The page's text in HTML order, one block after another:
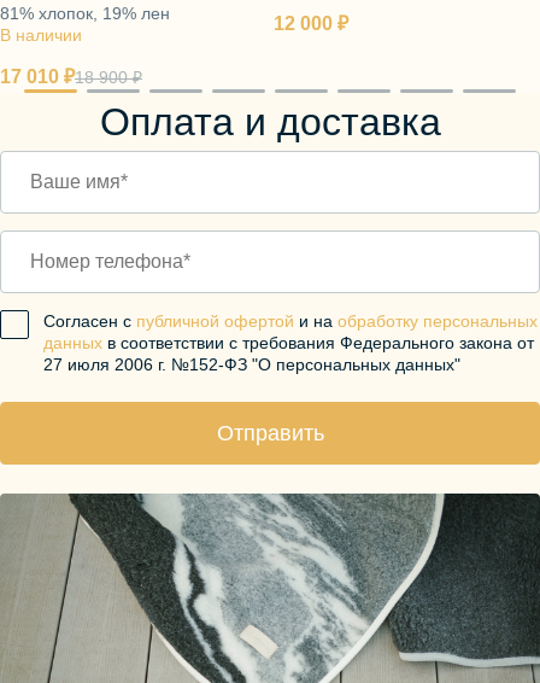
17 010 ₽18 900 ₽
В наличии
шелковый бисер
81% хлопок, 19% лен 12 000 ₽
Оплата и доставка
Согласен с публичной офертой и на обработку персональных
данных в соответствии с требования Федерального закона от
27 июля 2006 г. №152-ФЗ "О персональных данных"
Отправить